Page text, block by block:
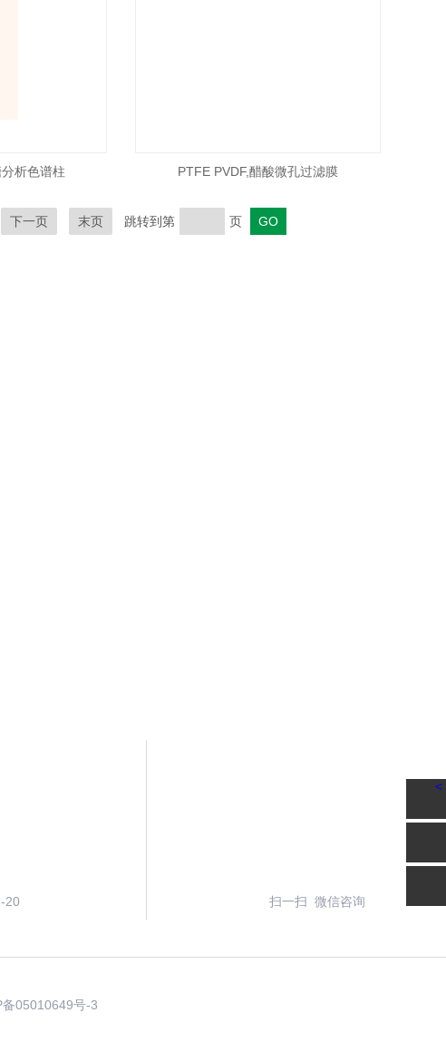
析色谱柱 PTFE PVDF,醋酸微孔过滤膜
下一页 末页 跳转到第 页
20 扫一扫 微信咨询
备05010649号-3
<